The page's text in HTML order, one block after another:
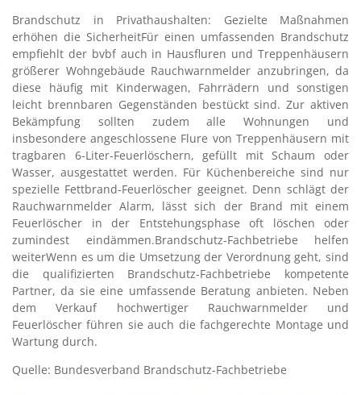
Brandschutz in Privathaushalten: Gezielte Maßnahmen
erhöhen die SicherheitFür einen umfassenden Brandschutz
empfiehlt der bvbf auch in Hausfluren und Treppenhäusern
größerer Wohngebäude Rauchwarnmelder anzubringen, da
diese häufig mit Kinderwagen, Fahrrädern und sonstigen
leicht brennbaren Gegenständen bestückt sind. Zur aktiven
Bekämpfung sollten zudem alle Wohnungen und
insbesondere angeschlossene Flure von Treppenhäusern mit
tragbaren 6-Liter-Feuerlöschern, gefüllt mit Schaum oder
Wasser, ausgestattet werden. Für Küchenbereiche sind nur
spezielle Fettbrand-Feuerlöscher geeignet. Denn schlägt der
Rauchwarnmelder Alarm, lässt sich der Brand mit einem
Feuerlöscher in der Entstehungsphase oft löschen oder
zumindest eindämmen.Brandschutz-Fachbetriebe helfen
weiterWenn es um die Umsetzung der Verordnung geht, sind
die qualifizierten Brandschutz-Fachbetriebe kompetente
Partner, da sie eine umfassende Beratung anbieten. Neben
dem Verkauf hochwertiger Rauchwarnmelder und
Feuerlöscher führen sie auch die fachgerechte Montage und
Wartung durch.
Quelle: Bundesverband Brandschutz-Fachbetriebe